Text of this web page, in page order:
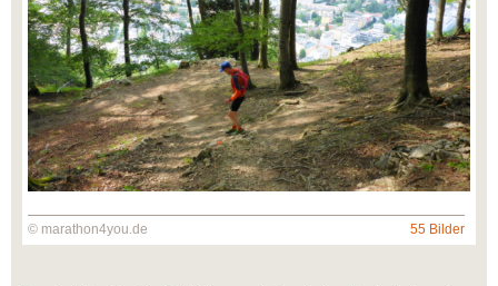
© marathon4you.de 55 Bilder